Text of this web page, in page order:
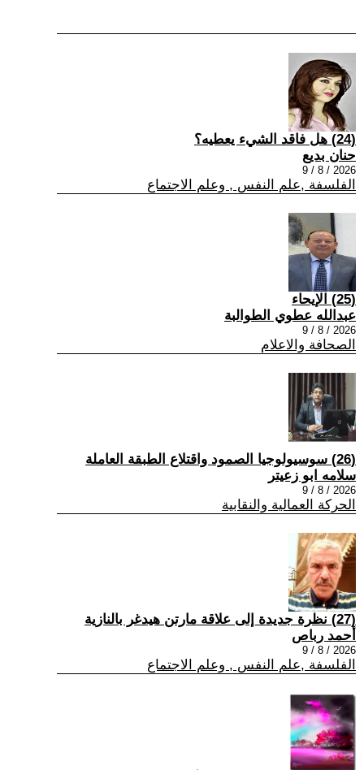
(24) هل فاقد الشيء يعطيه؟
حنان بديع
2026 / 8 / 9
الفلسفة ,علم النفس , وعلم الاجتماع
(25) الإيحاء
عبدالله عطوي الطوالبة
2026 / 8 / 9
الصحافة والاعلام
(26) سوسيولوجيا الصمود واقتلاع الطبقة العاملة
سلامه ابو زعيتر
2026 / 8 / 9
الحركة العمالية والنقابية
(27) نظرة جديدة إلى علاقة مارتن هيدغر بالنازية
أحمد رباص
2026 / 8 / 9
الفلسفة ,علم النفس , وعلم الاجتماع